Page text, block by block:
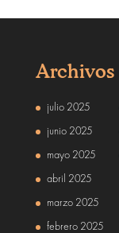
Archivos
julio 2025
junio 2025
mayo 2025
abril 2025
marzo 2025
febrero 2025